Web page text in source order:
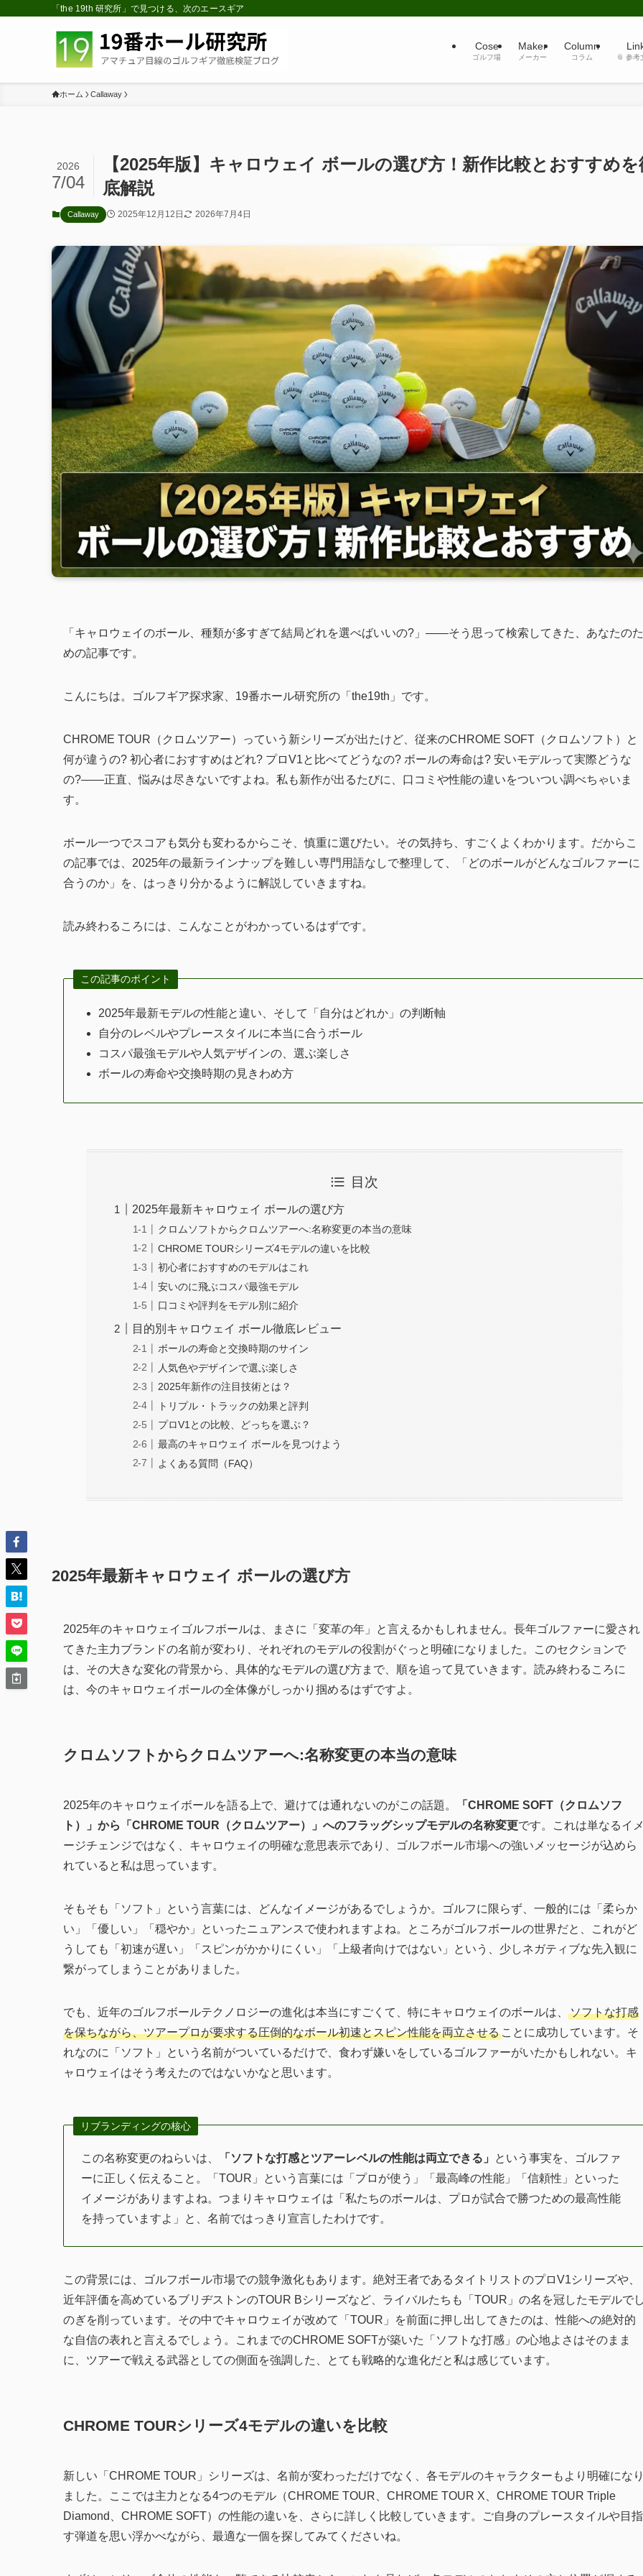
「the 19th 研究所」で見つける、次のエースギア
Cose
ゴルフ場
Maker
メーカー
Column
コラム 📎 参考
ホーム Callaway
【2025年版】キャロウェイ ボールの選び方！新作比較とおすすめを
底解説
2026
7/04
Callaway 2025年12月12日 2026年7月4日
「キャロウェイのボール、種類が多すぎて結局どれを選べばいいの?」——そう思って検索してきた、あなたのた
めの記事です。
こんにちは。ゴルフギア探求家、19番ホール研究所の「the19th」です。
CHROME TOUR（クロムツアー）っていう新シリーズが出たけど、従来のCHROME SOFT（クロムソフト）と
何が違うの? 初心者におすすめはどれ? プロV1と比べてどうなの? ボールの寿命は? 安いモデルって実際どうな
の?——正直、悩みは尽きないですよね。私も新作が出るたびに、口コミや性能の違いをついつい調べちゃいま
す。
ボール一つでスコアも気分も変わるからこそ、慎重に選びたい。その気持ち、すごくよくわかります。だからこ
の記事では、2025年の最新ラインナップを難しい専門用語なしで整理して、「どのボールがどんなゴルファーに
合うのか」を、はっきり分かるように解説していきますね。
読み終わるころには、こんなことがわかっているはずです。
この記事のポイント
2025年最新モデルの性能と違い、そして「自分はどれか」の判断軸
自分のレベルやプレースタイルに本当に合うボール
コスパ最強モデルや人気デザインの、選ぶ楽しさ
ボールの寿命や交換時期の見きわめ方
目次
2025年最新キャロウェイ ボールの選び方
クロムソフトからクロムツアーへ:名称変更の本当の意味
CHROME TOURシリーズ4モデルの違いを比較
初心者におすすめのモデルはこれ
安いのに飛ぶコスパ最強モデル
口コミや評判をモデル別に紹介
目的別キャロウェイ ボール徹底レビュー
ボールの寿命と交換時期のサイン
人気色やデザインで選ぶ楽しさ
2025年新作の注目技術とは？
トリプル・トラックの効果と評判
プロV1との比較、どっちを選ぶ？
最高のキャロウェイ ボールを見つけよう
よくある質問（FAQ）
2025年最新キャロウェイ ボールの選び方
2025年のキャロウェイゴルフボールは、まさに「変革の年」と言えるかもしれません。長年ゴルファーに愛され
てきた主力ブランドの名前が変わり、それぞれのモデルの役割がぐっと明確になりました。このセクションで
は、その大きな変化の背景から、具体的なモデルの選び方まで、順を追って見ていきます。読み終わるころに
は、今のキャロウェイボールの全体像がしっかり掴めるはずですよ。
クロムソフトからクロムツアーへ:名称変更の本当の意味
2025年のキャロウェイボールを語る上で、避けては通れないのがこの話題。
「CHROME SOFT（クロムソフ
ト）」から「CHROME TOUR（クロムツアー）」へのフラッグシップモデルの名称変更です。これは単なるイ
ージチェンジではなく、キャロウェイの明確な意思表示であり、ゴルフボール市場への強いメッセージが込めら
れていると私は思っています。
そもそも「ソフト」という言葉には、どんなイメージがあるでしょうか。ゴルフに限らず、一般的には「柔らか
い」「優しい」「穏やか」といったニュアンスで使われますよね。ところがゴルフボールの世界だと、これがど
うしても「初速が遅い」「スピンがかかりにくい」「上級者向けではない」という、少しネガティブな先入観に
繋がってしまうことがありました。
でも、近年のゴルフボールテクノロジーの進化は本当にすごくて、特にキャロウェイのボールは、
ソフトな打感
を保ちながら、ツアープロが要求する圧倒的なボール初速とスピン性能を両立させる ことに成功しています。そ
れなのに「ソフト」という名前がついているだけで、食わず嫌いをしているゴルファーがいたかもしれない。キ
ャロウェイはそう考えたのではないかなと思います。
リブランディングの核心
この名称変更のねらいは、 「ソフトな打感とツアーレベルの性能は両立できる」
という事実を、ゴルファ
ーに正しく伝えること。「TOUR」という言葉には「プロが使う」「最高峰の性能」「信頼性」といった
イメージがありますよね。つまりキャロウェイは「私たちのボールは、プロが試合で勝つための最高性能
を持っていますよ」と、名前ではっきり宣言したわけです。
この背景には、ゴルフボール市場での競争激化もあります。絶対王者であるタイトリストのプロV1シリーズや、
近年評価を高めているブリヂストンのTOUR Bシリーズなど、ライバルたちも「TOUR」の名を冠したモデルで
のぎを削っています。その中でキャロウェイが改めて「TOUR」を前面に押し出してきたのは、性能への絶対的
な自信の表れと言えるでしょう。これまでのCHROME SOFTが築いた「ソフトな打感」の心地よさはそのまま
に、ツアーで戦える武器としての側面を強調した、とても戦略的な進化だと私は感じています。
CHROME TOURシリーズ4モデルの違いを比較
新しい「CHROME TOUR」シリーズは、名前が変わっただけでなく、各モデルのキャラクターもより明確にな
ました。ここでは主力となる4つのモデル（CHROME TOUR、CHROME TOUR X、CHROME TOUR Triple
Diamond、CHROME SOFT）の性能の違いを、さらに詳しく比較していきます。ご自身のプレースタイルや目指
す弾道を思い浮かべながら、最適な一個を探してみてくださいね。